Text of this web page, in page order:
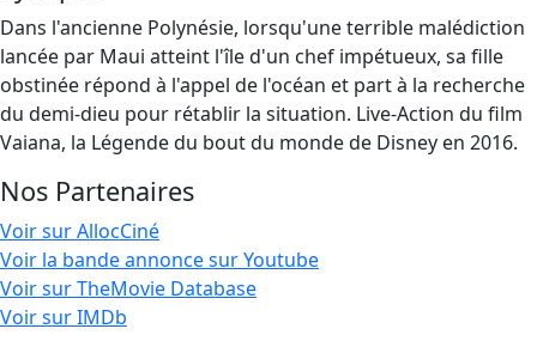
Dans l'ancienne Polynésie, lorsqu'une terrible malédiction
lancée par Maui atteint l'île d'un chef impétueux, sa fille
obstinée répond à l'appel de l'océan et part à la recherche
du demi-dieu pour rétablir la situation. Live-Action du film
Vaiana, la Légende du bout du monde de Disney en 2016.
Nos Partenaires
Voir sur AllocCiné
Voir la bande annonce sur Youtube
Voir sur TheMovie Database
Voir sur IMDb